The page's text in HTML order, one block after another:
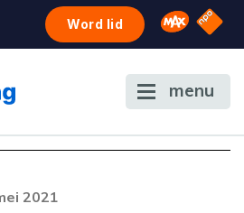
Word lid Omroep
NPO
menu
2021